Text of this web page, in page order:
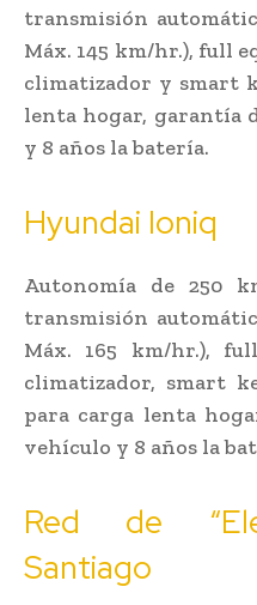
transmisión
Máx. 145 km/hr.), full
climatizador y smart
lenta hogar, garantía
y 8 años la batería.
Hyundai Ioniq
Autonomía de 250
transmisión
Máx. 165 km/hr.),
climatizador, smart
para carga lenta
vehículo y 8 años la
Red de
Santiago